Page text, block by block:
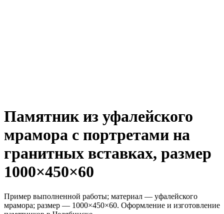
Памятник из уфалейского
мрамора с портретами на
гранитных вставках, размер
1000×450×60
Пример выполненной работы; материал — уфалейского
мрамора; размер — 1000×450×60. Оформление и изготовление